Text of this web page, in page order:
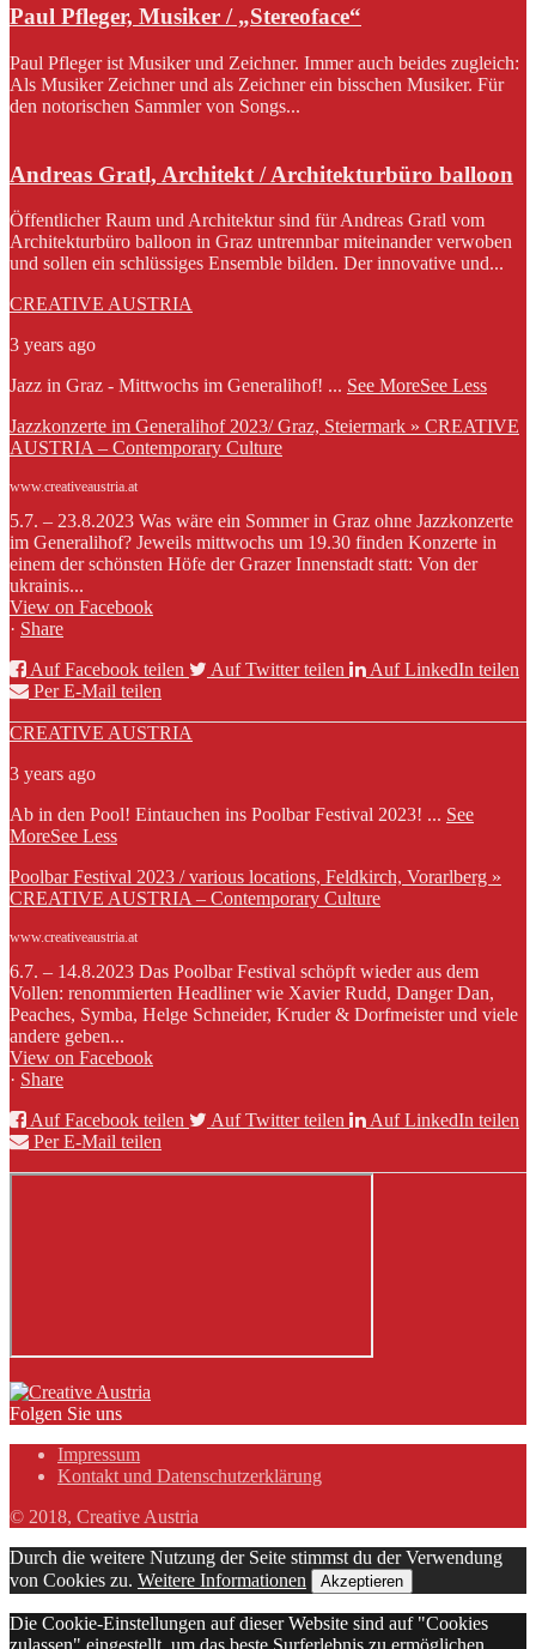
Paul Pfleger, Musiker / „Stereoface“
Paul Pfleger ist Musiker und Zeichner. Immer auch beides zugleich:
Als Musiker Zeichner und als Zeichner ein bisschen Musiker. Für
den notorischen Sammler von Songs...
Andreas Gratl, Architekt / Architekturbüro balloon
Öffentlicher Raum und Architektur sind für Andreas Gratl vom
Architekturbüro balloon in Graz untrennbar miteinander verwoben
und sollen ein schlüssiges Ensemble bilden. Der innovative und...
CREATIVE AUSTRIA
3 years ago
Jazz in Graz - Mittwochs im Generalihof! ... See MoreSee Less
Jazzkonzerte im Generalihof 2023/ Graz, Steiermark » CREATIVE
AUSTRIA – Contemporary Culture
www.creativeaustria.at
5.7. – 23.8.2023 Was wäre ein Sommer in Graz ohne Jazzkonzerte
im Generalihof? Jeweils mittwochs um 19.30 finden Konzerte in
einem der schönsten Höfe der Grazer Innenstadt statt: Von der
ukrainis...
View on Facebook
· Share
Auf Facebook teilen
Auf Twitter teilen
Auf LinkedIn teilen
Per E-Mail teilen
CREATIVE AUSTRIA
3 years ago
Ab in den Pool! Eintauchen ins Poolbar Festival 2023! ... See
MoreSee Less
Poolbar Festival 2023 / various locations, Feldkirch, Vorarlberg »
CREATIVE AUSTRIA – Contemporary Culture
www.creativeaustria.at
6.7. – 14.8.2023 Das Poolbar Festival schöpft wieder aus dem
Vollen: renommierten Headliner wie Xavier Rudd, Danger Dan,
Peaches, Symba, Helge Schneider, Kruder & Dorfmeister und viele
andere geben...
View on Facebook
· Share
Auf Facebook teilen
Auf Twitter teilen
Auf LinkedIn teilen
Per E-Mail teilen
Folgen Sie uns
Impressum
Kontakt und Datenschutzerklärung
© 2018, Creative Austria
Durch die weitere Nutzung der Seite stimmst du der Verwendung
von Cookies zu. Weitere Informationen Akzeptieren
Die Cookie-Einstellungen auf dieser Website sind auf "Cookies